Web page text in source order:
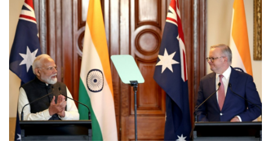
BND 1.477082
BOB 13.69983
BRL 5.876989
BSD 1.152686
BTN 109.688637
BWP 15.558807
BYN 3.432357
BYR 22660.258427
BZD 2.318271
CAD 1.61333